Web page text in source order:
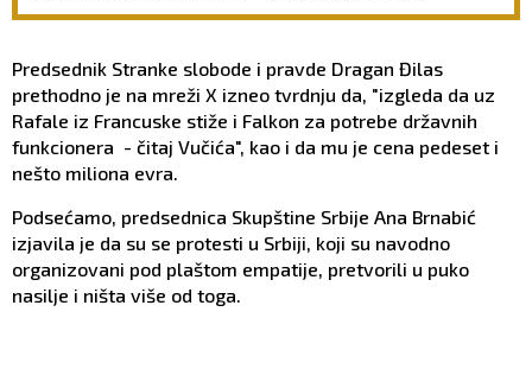
Predsednik Stranke slobode i pravde Dragan Đilas
prethodno je na mreži X izneo tvrdnju da, "izgleda da uz
Rafale iz Francuske stiže i Falkon za potrebe državnih
funkcionera - čitaj Vučića", kao i da mu je cena pedeset i
nešto miliona evra.
Podsećamo, predsednica Skupštine Srbije Ana Brnabić
izjavila je da su se protesti u Srbiji, koji su navodno
organizovani pod plaštom empatije, pretvorili u puko
nasilje i ništa više od toga.